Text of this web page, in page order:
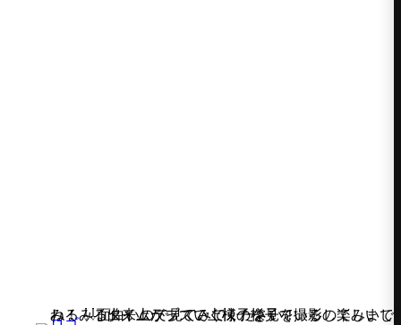
タイムラプスで上棟の様子を撮影してみました！ みるみる出来上がっていく様子を見ているの楽しいですね！ ⇩⇩面白いので見てみてください！